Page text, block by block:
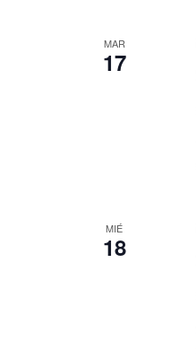
MAR
17
MIÉ
18